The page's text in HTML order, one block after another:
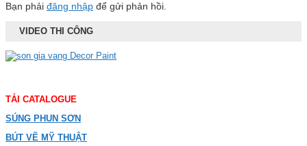
Bạn phải đăng nhập để gửi phản hồi.
VIDEO THI CÔNG
TẢI CATALOGUE
SÚNG PHUN SƠN
BÚT VẼ MỸ THUẬT